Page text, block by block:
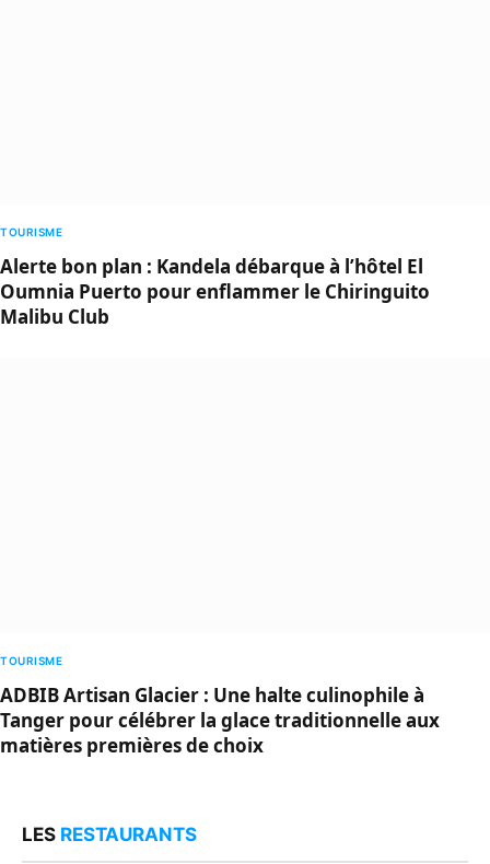
TOURISME
Alerte bon plan : Kandela débarque à l’hôtel El
Oumnia Puerto pour enflammer le Chiringuito
Malibu Club
TOURISME
ADBIB Artisan Glacier : Une halte culinophile à
Tanger pour célébrer la glace traditionnelle aux
matières premières de choix
LES RESTAURANTS